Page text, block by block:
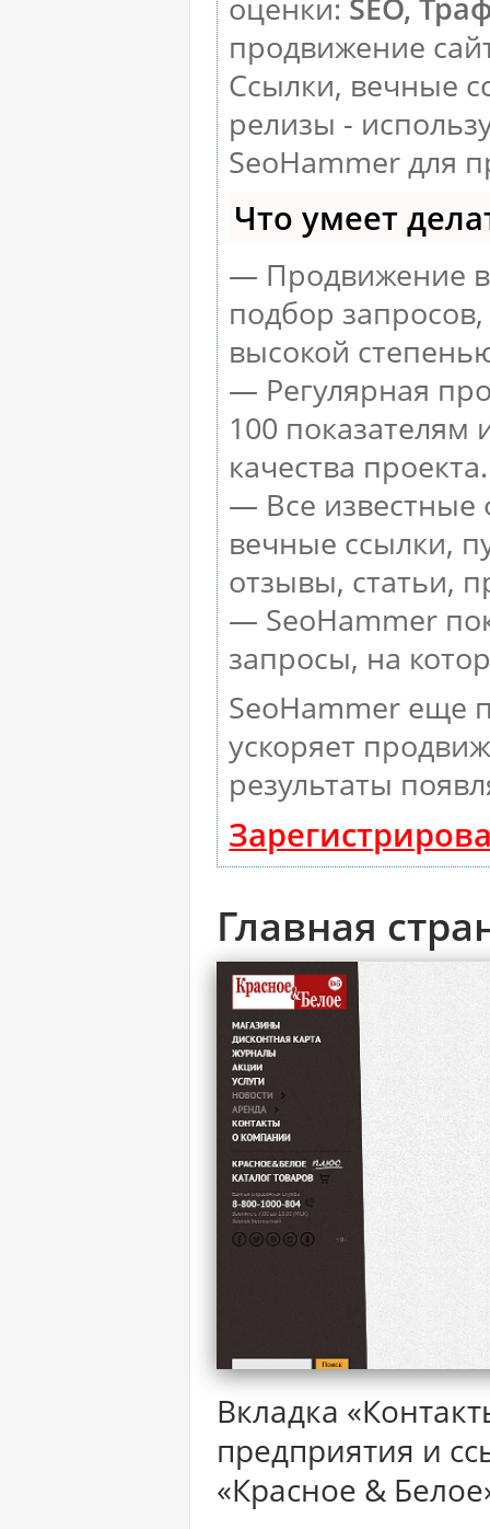
продвижение
Ссылки, вечные
релизы -
SeoHammer для
Что умеет
— Продвижение в
подбор
высокой
— Регулярная
100 показателям
качества проекта.
— Все известные
вечные ссылки,
отзывы, статьи,
— SeoHammer
запросы, на
SeoHammer еще
ускоряет
результаты
Главная
Вкладка
предприятия и
«Красное &